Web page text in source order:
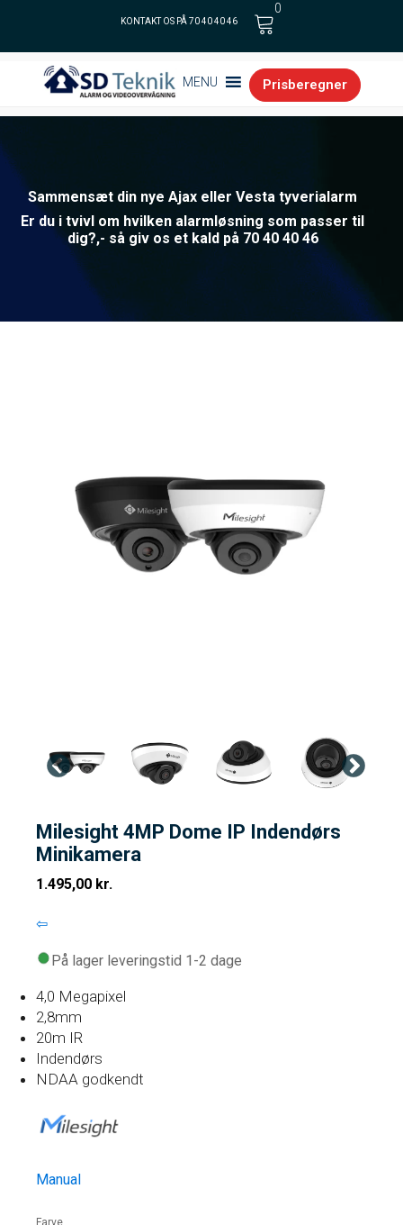
KONTAKT OS PÅ 70 40 40 46
0
MENU Prisberegner
Sammensæt din nye Ajax eller Vesta tyverialarm
Er du i tvivl om hvilken alarmløsning som passer til
dig?,- så giv os et kald på 70 40 40 46
Milesight 4MP Dome IP Indendørs
Minikamera
1.495,00 kr.
⇦
På lager leveringstid 1-2 dage
4,0 Megapixel
2,8mm
20m IR
Indendørs
NDAA godkendt
Manual
Farve